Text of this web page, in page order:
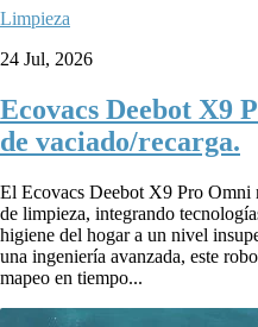
Limpieza
24 Jul, 2026
Ecovacs Deebot X9
de vaciado/recarga.
El Ecovacs Deebot X9 Pro Omni
de limpieza, integrando
higiene del hogar a un nivel
una ingeniería avanzada, este
mapeo en tiempo...